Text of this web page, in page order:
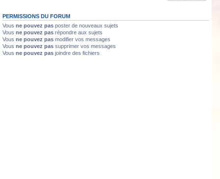
PERMISSIONS DU FORUM
Vous ne pouvez pas poster de nouveaux sujets
Vous ne pouvez pas répondre aux sujets
Vous ne pouvez pas modifier vos messages
Vous ne pouvez pas supprimer vos messages
Vous ne pouvez pas joindre des fichiers